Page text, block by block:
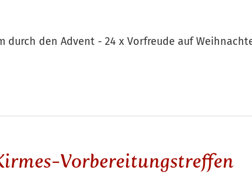
durch den Advent - 24 x Vorfreude auf
Vorbereitungstreffen